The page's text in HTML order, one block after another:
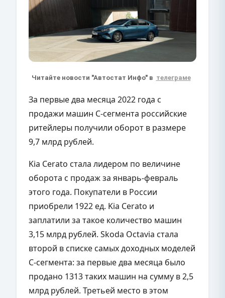
Читайте новости "Автостат Инфо" в телеграме
За первые два месяца 2022 года с
продажи машин С-сегмента российские
ритейлеры получили оборот в размере
9,7 млрд рублей.
Kia Cerato стала лидером по величине
оборота с продаж за январь-февраль
этого года. Покупатели в России
приобрели 1922 ед. Kia Cerato и
заплатили за такое количество машин
3,15 млрд рублей. Skoda Octavia стала
второй в списке самых доходных моделей
С-сегмента: за первые два месяца было
продано 1313 таких машин на сумму в 2,5
млрд рублей. Третьей место в этом